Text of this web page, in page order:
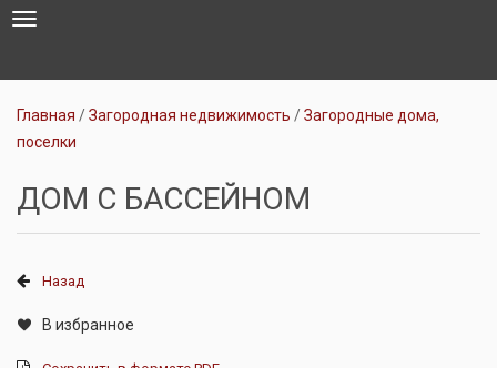
Toggle
Главная Загородная недвижимость
Загородные дома,
поселки
ДОМ С БАССЕЙНОМ
Назад
В избранное